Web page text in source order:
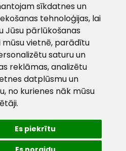
sīkdatnes un
tehnoloģijas, lai
Jūsu pārlūkošanas
mūsu vietnē, parādītu
saturu un
reklāmas, analizētu
datplūsmu un
no kurienes nāk mūsu
Es piekrītu
- 17:00
Klientu
atbalsts
Darbdienās:
8:00 – 17:00
info@hards.lv